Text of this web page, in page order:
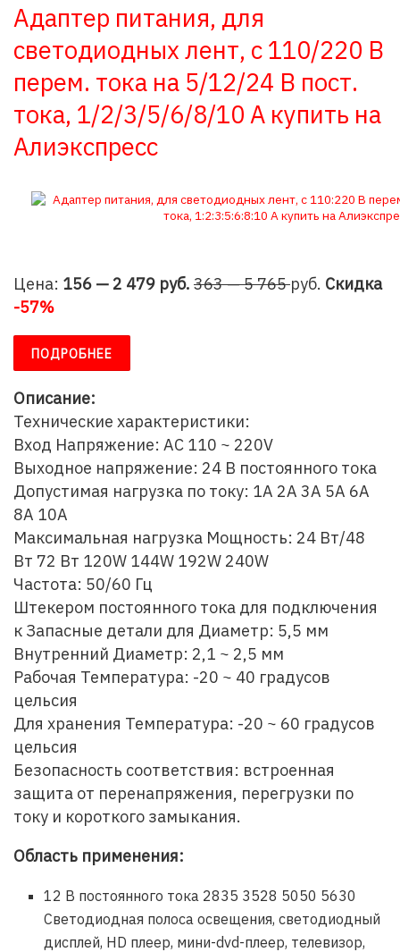
Адаптер питания, для
светодиодных лент, с 110/220 В
перем. тока на 5/12/24 В пост.
тока, 1/2/3/5/6/8/10 А купить на
Алиэкспресс
Цена: 156 — 2 479 руб. 363 — 5 765руб. Скидка
-57%
ПОДРОБНЕЕ
Описание:
Технические характеристики:
Вход Напряжение: AC 110 ~ 220V
Выходное напряжение: 24 В постоянного тока
Допустимая нагрузка по току: 1A 2A 3A 5A 6A
8A 10A
Максимальная нагрузка Мощность: 24 Вт/48
Вт 72 Вт 120W 144W 192W 240W
Частота: 50/60 Гц
Штекером постоянного тока для подключения
к Запасные детали для Диаметр: 5,5 мм
Внутренний Диаметр: 2,1 ~ 2,5 мм
Рабочая Температура: -20 ~ 40 градусов
цельсия
Для хранения Температура: -20 ~ 60 градусов
цельсия
Безопасность соответствия: встроенная
защита от перенапряжения, перегрузки по
току и короткого замыкания.
Область применения:
12 В постоянного тока 2835 3528 5050 5630
Светодиодная полоса освещения, светодиодный
дисплей, HD плеер, мини-dvd-плеер, телевизор,